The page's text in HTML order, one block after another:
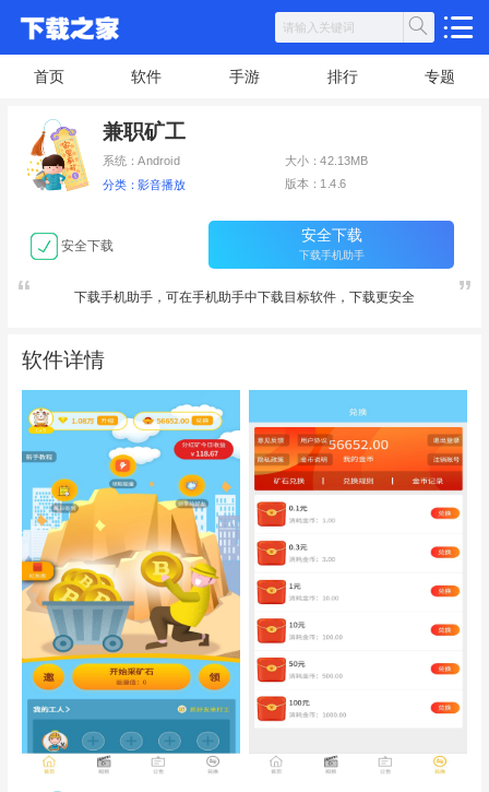
首页 软件 手游 排行 专题
兼职矿工
系统：Android 大小：42.13MB
分类：影音播放 版本：1.4.6
安全下载
安全下载
下载手机助手
下载手机助手，可在手机助手中下载目标软件，下载更安全
软件详情